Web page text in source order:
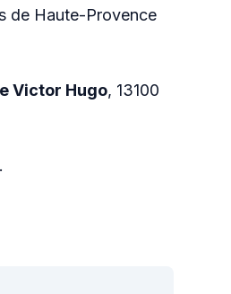
de Haute-Provence
Victor Hugo, 13100